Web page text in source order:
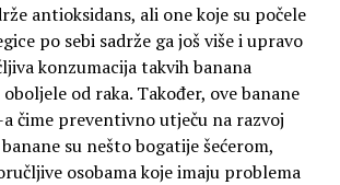
antioksidans, ali one koje su počele
po sebi sadrže ga još više i upravo
konzumacija takvih banana
oboljele od raka. Također, ove banane
a čime preventivno utječu na razvoj
su nešto bogatije šećerom,
osobama koje imaju problema